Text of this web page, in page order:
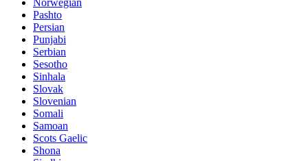
Pashto
Persian
Punjabi
Serbian
Sesotho
Sinhala
Slovak
Slovenian
Somali
Samoan
Scots Gaelic
Shona